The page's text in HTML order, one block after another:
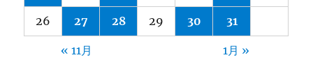
26 27 28 29 30 31
« 11月 1月 »